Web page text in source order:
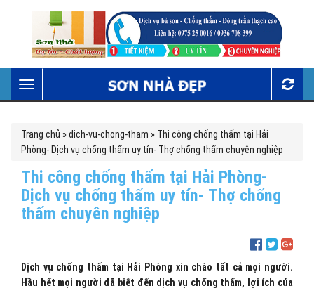
navigation
Trang chủ »dich-vu-chong-tham » Thi công chống thấm tại Hải
Phòng- Dịch vụ chống thấm uy tín- Thợ chống thấm chuyên nghiệp
Thi công chống thấm tại Hải Phòng-
Dịch vụ chống thấm uy tín- Thợ chống
thấm chuyên nghiệp
Dịch vụ chống thấm tại Hải Phòng xin chào tất cả mọi người.
Hầu hết mọi người đã biết đến dịch vụ chống thấm, lợi ích của